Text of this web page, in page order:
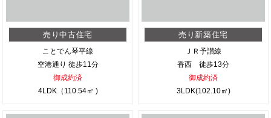
売り中古住宅
ことでん琴平線
空港通り 徒歩11分
御成約済
4LDK（110.54㎡ )
売り新築住宅
ＪＲ予讃線
香西 徒歩13分
御成約済
3LDK(102.10㎡)